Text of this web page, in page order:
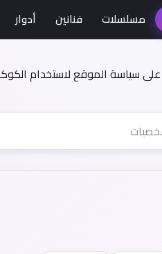
سياسة الموقع لاستخدام
مسلسلات فنانين أدوار